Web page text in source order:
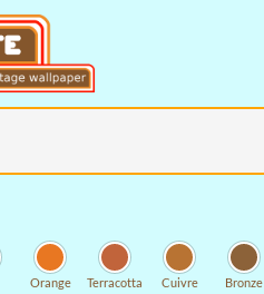
Orange Terracotta Cuivre Bronze